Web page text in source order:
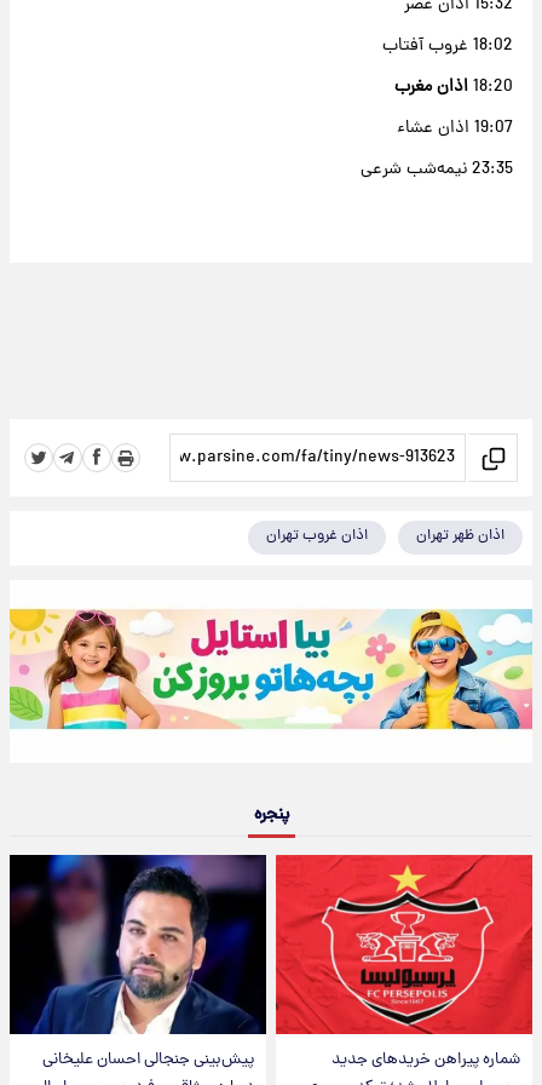
18:02 غروب آفتاب
18:20اذان مغرب
19:07 اذان عشاء
23:35 نیمه‌شب شرعی
اذان ظهر تهران اذان غروب تهران
پنجره
شماره پیراهن خریدهای جدید
پیش‌بینی جنجالی احسان علیخانی